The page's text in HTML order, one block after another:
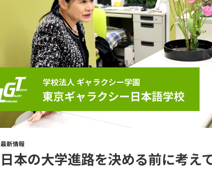
最新情報
日本の大学進路を決める前に考え